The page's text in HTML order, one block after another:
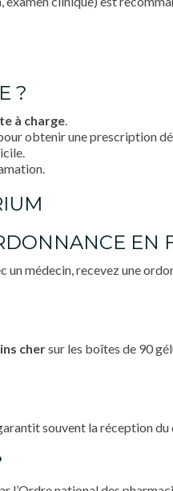
?
à charge.
obtenir une prescription
EN
un médecin, recevez une
chersur les boîtes de 90
souvent la réception du